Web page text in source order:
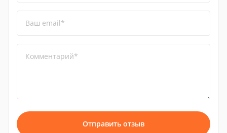
Ваш email*
Комментарий*
Отправить отзыв